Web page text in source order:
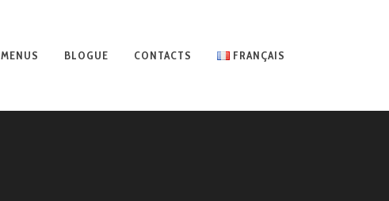
MENUS BLOGUE CONTACTS FRANÇAIS